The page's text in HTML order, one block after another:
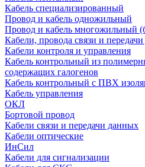
Кабель специализированный
Провод и кабель одножильный
Провод и кабель многожильный
Кабели, провода связи и
Кабели контроля и управления
Кабель контрольный из
содержащих галогенов
Кабель контрольный с ПВХ
Кабель управления
ОКЛ
Бортовой провод
Кабели связи и передачи данных
Кабели оптические
ИнСил
Кабели для сигнализации